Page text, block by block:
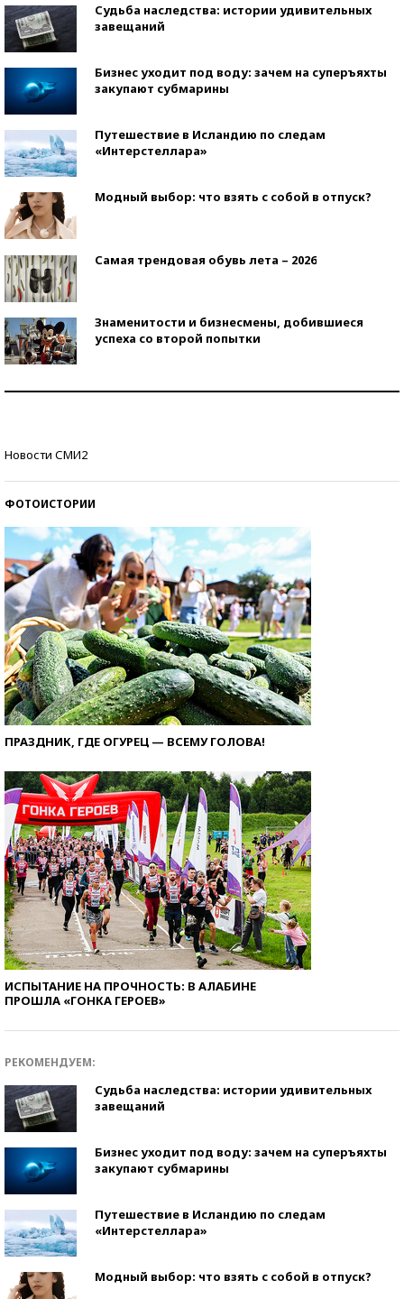
Судьба наследства: истории удивительных
завещаний
Бизнес уходит под воду: зачем на суперъяхты
закупают субмарины
Путешествие в Исландию по следам
«Интерстеллара»
Модный выбор: что взять с собой в отпуск?
Самая трендовая обувь лета – 2026
Знаменитости и бизнесмены, добившиеся
успеха со второй попытки
Новости СМИ2
ФОТОИСТОРИИ
ПРАЗДНИК, ГДЕ ОГУРЕЦ — ВСЕМУ ГОЛОВА!
ИСПЫТАНИЕ НА ПРОЧНОСТЬ: В АЛАБИНЕ
ПРОШЛА «ГОНКА ГЕРОЕВ»
РЕКОМЕНДУЕМ:
Судьба наследства: истории удивительных
завещаний
Бизнес уходит под воду: зачем на суперъяхты
закупают субмарины
Путешествие в Исландию по следам
«Интерстеллара»
Модный выбор: что взять с собой в отпуск?